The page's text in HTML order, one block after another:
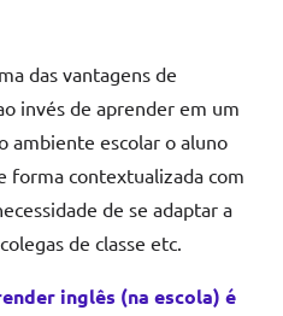
das vantagens de
invés de aprender em um
ambiente escolar o aluno
forma contextualizada com
de se adaptar a
de classe etc.
inglês (na escola) é